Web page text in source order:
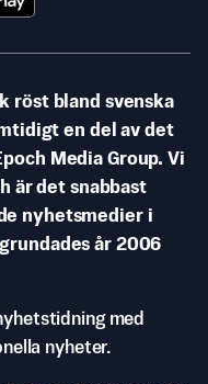
röst bland svenska
en del av det
Media Group. Vi
är det snabbast
nyhetsmedier i
år 2006
med
nyheter.